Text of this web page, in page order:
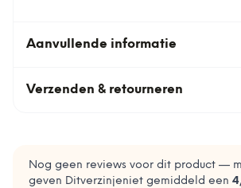
Aanvullende informatie
Verzenden & retourneren
Nog geen reviews voor dit product —
geven Ditverzinjeniet gemiddeld een